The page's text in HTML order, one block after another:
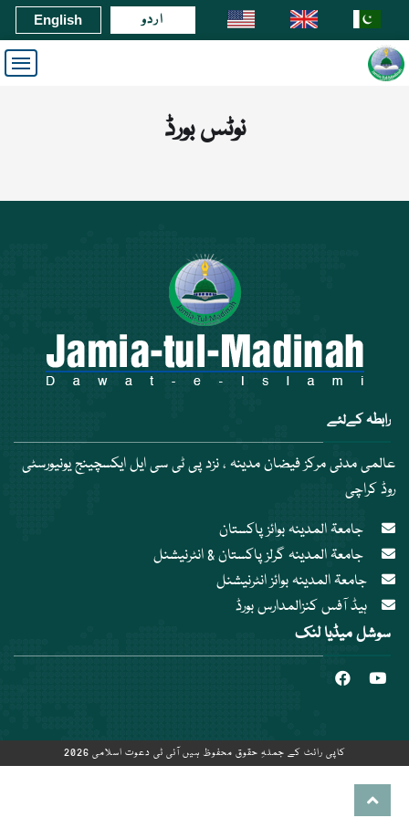
اردو English
نوٹس بورڈ
رابطہ کےلئے
عالمی مدنی مرکز فیضان مدینہ ، نزد پی ٹی سی ایل ایکسچینج یونیورسٹی
روڈ کراچی
جامعۃ المدینہ بوائز انٹرنیشنل
ہیڈ آفس کنزالمدارس بورڈ
سوشل میڈیا لنک
کاپی رائٹ کے جملہِ حقوق محفوظ ہیں آئی ٹی دعوت اسلامی 2026